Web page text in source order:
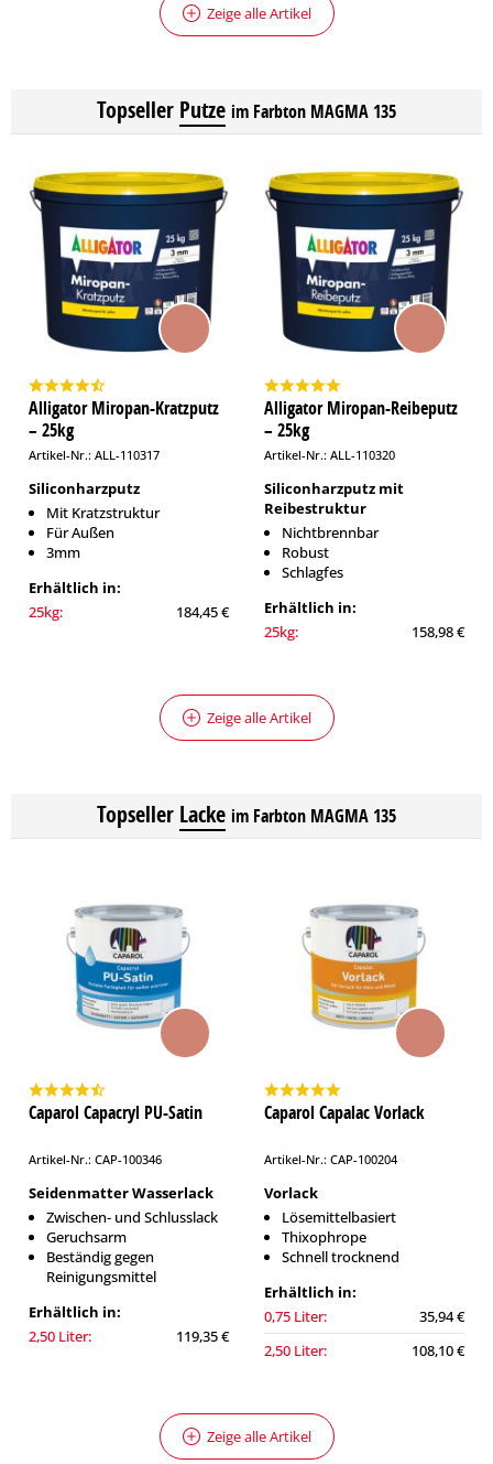
Zeige alle Artikel
Topseller Putze im Farbton MAGMA 135
Alligator Miropan-Kratzputz
– 25kg
Artikel-Nr.: ALL-110317
Siliconharzputz
Mit Kratzstruktur
Für Außen
3mm
Erhältlich in:
25kg:
184,45 €
Alligator Miropan-Reibeputz
– 25kg
Artikel-Nr.: ALL-110320
Siliconharzputz mit
Reibestruktur
Nichtbrennbar
Robust
Schlagfes
Erhältlich in:
25kg:
158,98 €
Zeige alle Artikel
Topseller Lacke im Farbton MAGMA 135
Caparol Capacryl PU-Satin
Artikel-Nr.: CAP-100346
Seidenmatter Wasserlack
Zwischen- und Schlusslack
Geruchsarm
Beständig gegen
Reinigungsmittel
Erhältlich in:
2,50 Liter:
119,35 €
Caparol Capalac Vorlack
Artikel-Nr.: CAP-100204
Vorlack
Lösemittelbasiert
Thixophrope
Schnell trocknend
Erhältlich in:
0,75 Liter:
35,94 €
2,50 Liter:
108,10 €
Zeige alle Artikel